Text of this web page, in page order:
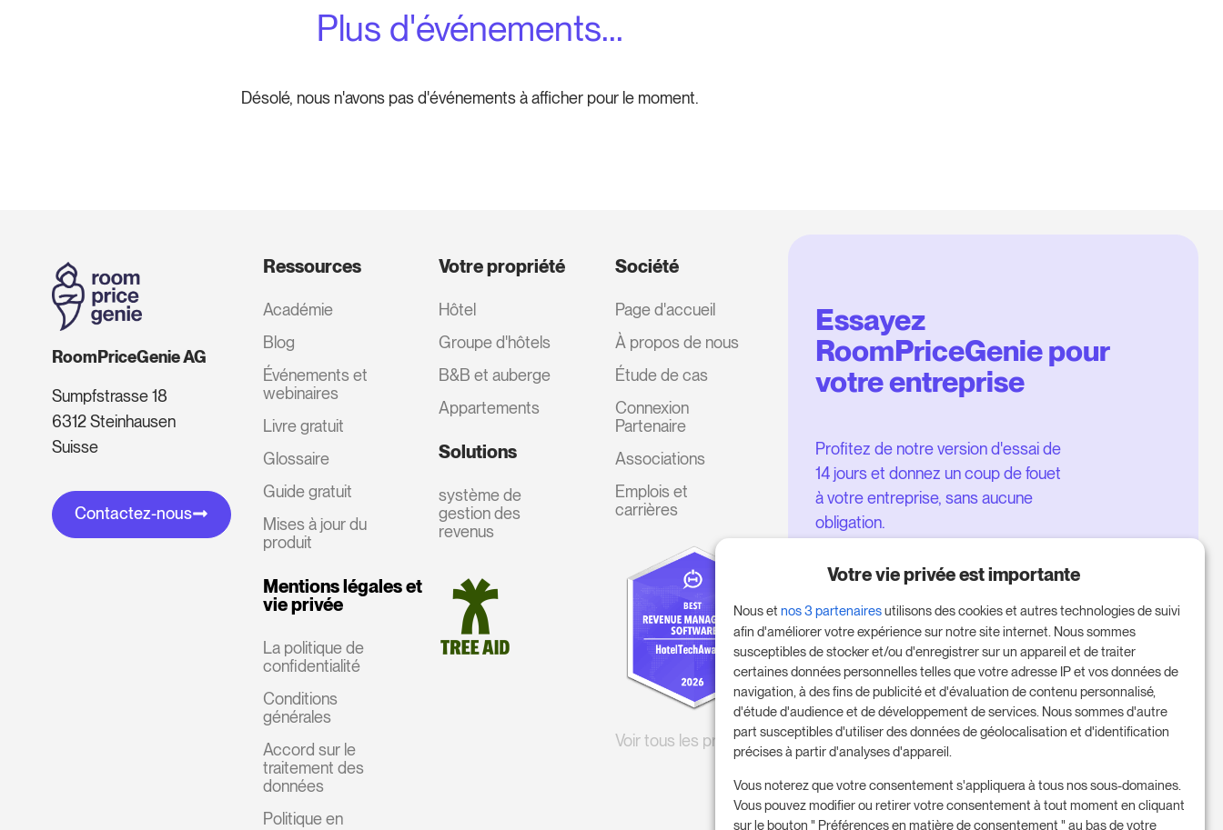
Plus d'événements...
Désolé, nous n'avons pas d'événements à afficher pour le moment.
RoomPriceGenie AG
Sumpfstrasse 18
6312 Steinhausen
Suisse
Contactez-nous
Ressources
Académie
Blog
Événements et
webinaires
Livre gratuit
Glossaire
Guide gratuit
Mises à jour du
produit
Mentions légales et
vie privée
La politique de
confidentialité
Conditions
générales
Accord sur le
traitement des
données
Politique en
Votre propriété
Hôtel
Groupe d'hôtels
B&B et auberge
Appartements
Solutions
système de
gestion des
revenus
Société
Page d'accueil
À propos de nous
Étude de cas
Connexion
Partenaire
Associations
Emplois et
carrières
Voir tous les prix
Essayez
RoomPriceGenie pour
votre entreprise
Profitez de notre version d'essai de
14 jours et donnez un coup de fouet
à votre entreprise, sans aucune
obligation.
commencer votre essai gratuit de
14 jours.
Commencer l'essai gratuit
Prenez rendez-vous
Votre vie privée est importante
Nous etnos 3 partenairesutilisons des cookies et autres technologies de suivi
afin d'améliorer votre expérience sur notre site internet. Nous sommes
susceptibles de stocker et/ou d'enregistrer sur un appareil et de traiter
certaines données personnelles telles que votre adresse IP et vos données de
navigation, à des fins de publicité et d'évaluation de contenu personnalisé,
d'étude d'audience et de développement de services. Nous sommes d'autre
part susceptibles d'utiliser des données de géolocalisation et d'identification
précises à partir d'analyses d'appareil.
Vous noterez que votre consentement s'appliquera à tous nos sous-domaines.
Vous pouvez modifier ou retirer votre consentement à tout moment en cliquant
sur le bouton " Préférences en matière de consentement " au bas de votre